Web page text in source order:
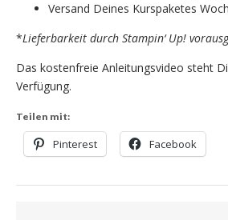
Versand Deines Kurspaketes
*Lieferbarkeit durch Stampin‘ Up!
Das kostenfreie Anleitungsvideo steht
Verfügung.
Teilen mit:
Pinterest Facebook